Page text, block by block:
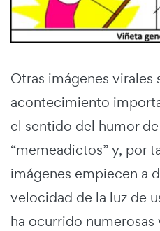
Otras imágenes virales
acontecimiento
el sentido del humor
“memeadictos” y, por
imágenes empiecen a
velocidad de la luz de
ha ocurrido numerosas